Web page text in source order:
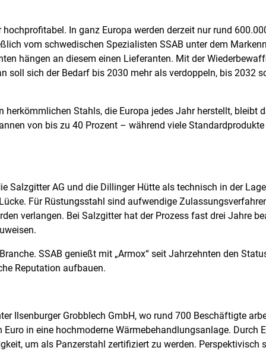
In ganz Europa werden derzeit nur rund
vom schwedischen Spezialisten SSAB unter dem
hängen an diesem einen Lieferanten. Mit der
soll sich der Bedarf bis 2030 mehr als verdoppeln, bis 2032
herkömmlichen Stahls, die Europa jedes Jahr herstellt, bleibt
von bis zu 40 Prozent – während viele
Salzgitter AG und die Dillinger Hütte als technisch in der
Für Rüstungsstahl sind aufwendige
verlangen. Bei Salzgitter hat der Prozess fast drei Jahre
SSAB genießt mit „Armox“ seit Jahrzehnten den
Reputation aufbauen.
Ilsenburger Grobblech GmbH, wo rund 700 Beschäftigte
in eine hochmoderne Wärmebehandlungsanlage. Durch
um als Panzerstahl zertifiziert zu werden. Perspektivisch